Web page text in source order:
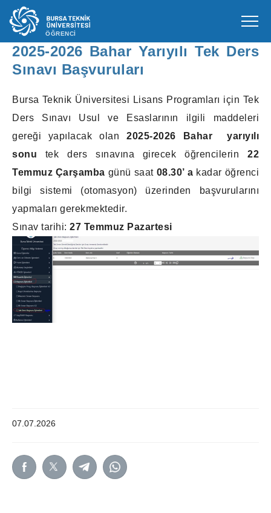
ÖĞRENCİ
2025-2026 Bahar Yarıyılı Tek Ders
Sınavı Başvuruları
Bursa Teknik Üniversitesi Lisans Programları için Tek
Ders Sınavı Usul ve Esaslarının ilgili maddeleri
gereği yapılacak olan2025-2026 Bahar yarıyılı
sonu tek ders sınavına girecek öğrencilerin 22
Temmuz Çarşamba günü saat 08.30’ a kadar öğrenci
bilgi sistemi (otomasyon) üzerinden başvurularını
yapmaları gerekmektedir.
Sınav tarihi: 27 Temmuz Pazartesi
07.07.2026